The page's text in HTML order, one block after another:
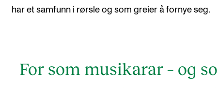
har et samfunn i rørsle og som greier å fornye seg.
For som musikarar – og